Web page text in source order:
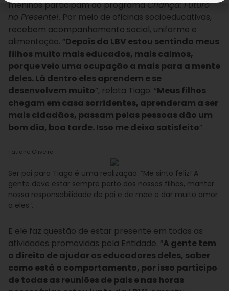
meninos participam do programaCriança: Futuro
no Presente!. Por meio de oficinas socioeducativas,
recebem acompanhamento social, uniforme e
alimentação. “Depois da LBV estou sentindo meus
filhos muito mais educados, mais calmos,
porque veio uma ocupação a mais para a mente
deles. Lá dentro eles aprendem e se
desenvolvem muito”, relata Tiago. “Meus filhos
chegam em casa sorridentes, aprenderam a ser
mais cidadãos, passam pelas pessoas dão um
bom dia, boa tarde. Isso me deixa satisfeito”.
Tatiane Oliveira
Ser pai para Tiago é uma realização. “Me sinto feliz! A
gente deve estar sempre perto dos nossos filhos, manter
nossa responsabilidade de pai e de mãe e dar muito amor
a eles”.
E ele faz questão de estar presente em todas as
atividades promovidas pela Entidade. “A gente tem
o direito de ajudar os educadores deles, saber
como está o comportamento, por isso participo
de todas as reuniões de pais e nas horas